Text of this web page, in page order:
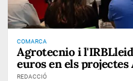
COMARCA
Agrotecnio i
euros en els
REDACCIÓ